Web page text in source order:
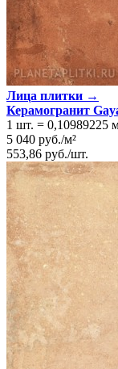
Лица плитки →
Керамогранит
1 шт. = 0,10989225
5 040 руб./м²
553,86 руб./шт.